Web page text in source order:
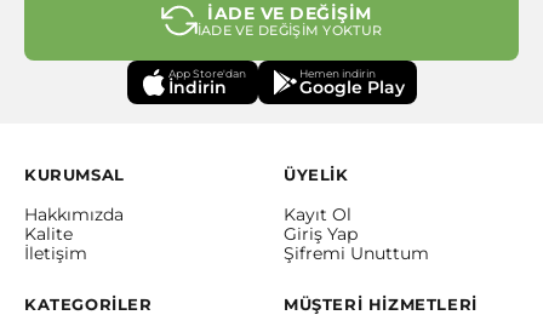
İADE VE DEĞİŞİM
İADE VE DEĞİŞİM YOKTUR
App Store'dan
İndirin
Hemen indirin
Google Play
KURUMSAL
Hakkımızda
Kalite
İletişim
ÜYELİK
Kayıt Ol
Giriş Yap
Şifremi Unuttum
KATEGORİLER MÜŞTERİ HİZMETLERİ